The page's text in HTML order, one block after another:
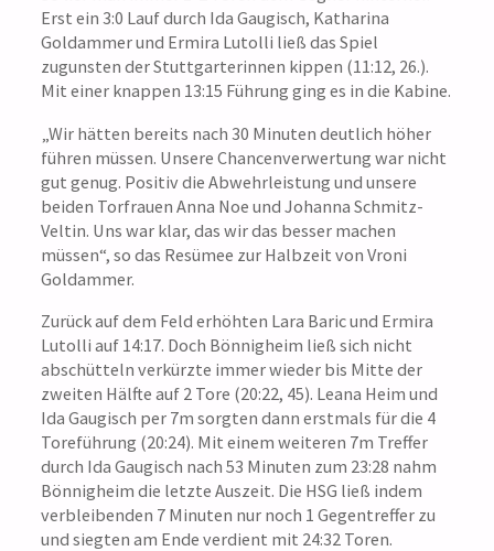
Erst ein 3:0 Lauf durch Ida Gaugisch, Katharina
Goldammer und Ermira Lutolli ließ das Spiel
zugunsten der Stuttgarterinnen kippen (11:12, 26.).
Mit einer knappen 13:15 Führung ging es in die Kabine.
„Wir hätten bereits nach 30 Minuten deutlich höher
führen müssen. Unsere Chancenverwertung war nicht
gut genug. Positiv die Abwehrleistung und unsere
beiden Torfrauen Anna Noe und Johanna Schmitz-
Veltin. Uns war klar, das wir das besser machen
müssen“, so das Resümee zur Halbzeit von Vroni
Goldammer.
Zurück auf dem Feld erhöhten Lara Baric und Ermira
Lutolli auf 14:17. Doch Bönnigheim ließ sich nicht
abschütteln verkürzte immer wieder bis Mitte der
zweiten Hälfte auf 2 Tore (20:22, 45). Leana Heim und
Ida Gaugisch per 7m sorgten dann erstmals für die 4
Toreführung (20:24). Mit einem weiteren 7m Treffer
durch Ida Gaugisch nach 53 Minuten zum 23:28 nahm
Bönnigheim die letzte Auszeit. Die HSG ließ indem
verbleibenden 7 Minuten nur noch 1 Gegentreffer zu
und siegten am Ende verdient mit 24:32 Toren.